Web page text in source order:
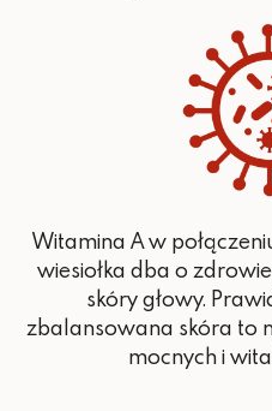
Witamina A w
wiesiołka dba o
skóry głowy.
zbalansowana skóra to
mocnych i